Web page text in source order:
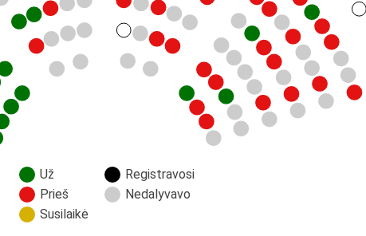
Už
Prieš
Susilaikė
Registravosi
Nedalyvavo